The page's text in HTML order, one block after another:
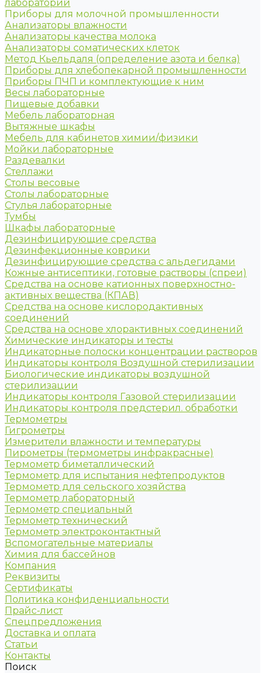
лабораторий
Приборы для молочной промышленности
Анализаторы влажности
Анализаторы качества молока
Анализаторы соматических клеток
Метод Кьельдаля (определение азота и белка)
Приборы для хлебопекарной промышленности
Приборы ПЧП и комплектующие к ним
Весы лабораторные
Пищевые добавки
Мебель лабораторная
Вытяжные шкафы
Мебель для кабинетов химии/физики
Мойки лабораторные
Раздевалки
Стеллажи
Столы весовые
Столы лабораторные
Стулья лабораторные
Тумбы
Шкафы лабораторные
Дезинфицирующие средства
Дезинфекционные коврики
Дезинфицирующие средства с альдегидами
Кожные антисептики, готовые растворы (спреи)
Средства на основе катионных поверхностно-
активных вещества (КПАВ)
Средства на основе кислородактивных
соединений
Средства на основе хлорактивных соединений
Химические индикаторы и тесты
Индикаторные полоски концентрации растворов
Индикаторы контроля Воздушной стерилизации
Биологические индикаторы воздушной
стерилизации
Индикаторы контроля Газовой стерилизации
Индикаторы контроля предстерил. обработки
Термометры
Гигрометры
Измерители влажности и температуры
Пирометры (термометры инфракрасные)
Термометр биметаллический
Термометр для испытания нефтепродуктов
Термометр для сельского хозяйства
Термометр лабораторный
Термометр специальный
Термометр технический
Термометр электроконтактный
Вспомогательные материалы
Химия для бассейнов
Компания
Реквизиты
Сертификаты
Политика конфиденциальности
Прайс-лист
Спецпредложения
Доставка и оплата
Статьи
Контакты
Поиск